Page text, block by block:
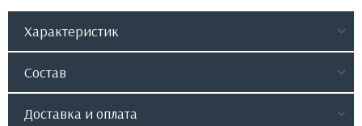
Характеристик
Состав
Доставка и оплата